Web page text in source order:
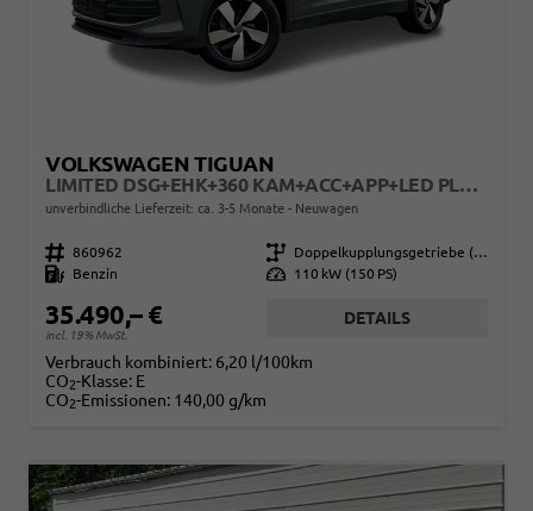
VOLKSWAGEN TIGUAN
LIMITED DSG+EHK+360 KAM+ACC+APP+LED PLUS+17" LM+KLIMA
unverbindliche Lieferzeit: ca. 3-5 Monate Neuwagen
Fahrzeugnr. 860962 Getriebe
Kraftstoff
Benzin Leistung 110 kW (150 PS)
35.490,– €
incl. 19% MwSt.
DETAILS
Verbrauch kombiniert: 6,20 l/100km
CO2-Klasse: E
CO2-Emissionen: 140,00 g/km